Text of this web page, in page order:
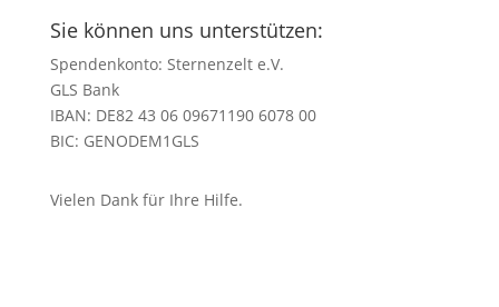
Sie können uns unterstützen:
Spendenkonto: Sternenzelt e.V.
GLS Bank
IBAN: DE82 43 06 09671190 6078 00
BIC: GENODEM1GLS
Vielen Dank für Ihre Hilfe.